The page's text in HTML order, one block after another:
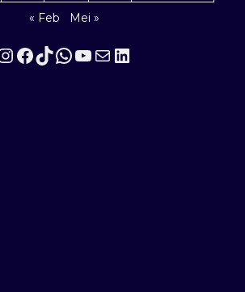
« Feb
Mei »
Facebook
TikTok
WhatsApp
YouTube
MailLinkedIn